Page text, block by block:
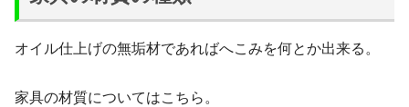
オイル仕上げの無垢材であればへこみを何とか出来る。
家具の材質についてはこちら。